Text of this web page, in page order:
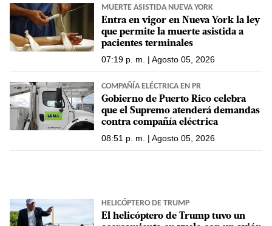
MUERTE ASISTIDA NUEVA YORK
Entra en vigor en Nueva York la ley
que permite la muerte asistida a
pacientes terminales
07:19 p. m. | Agosto 05, 2026
COMPAÑÍA ELÉCTRICA EN PR
Gobierno de Puerto Rico celebra
que el Supremo atenderá demandas
contra compañía eléctrica
08:51 p. m. | Agosto 05, 2026
HELICÓPTERO DE TRUMP
El helicóptero de Trump tuvo un